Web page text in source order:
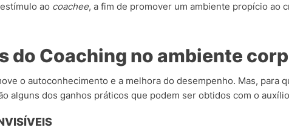
ao coachee, a fim de promover um ambiente propício ao
do Coaching no ambiente
o autoconhecimento e a melhora do desempenho. Mas, para
alguns dos ganhos práticos que podem ser obtidos com o